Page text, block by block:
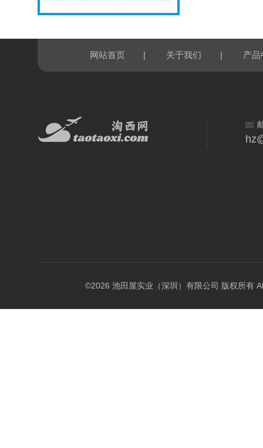
网站首页 | 关于我们 | 产品
©2026 池田屋实业（深圳）有限公司 版权所有